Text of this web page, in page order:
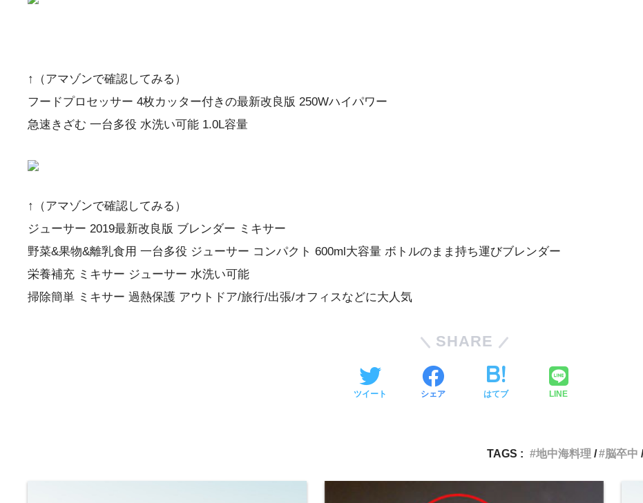
↑（アマゾンで確認してみる）
フードプロセッサー 4枚カッター付きの最新改良版 250Wハイパワー
急速きざむ 一台多役 水洗い可能 1.0L容量
↑（アマゾンで確認してみる）
ジューサー 2019最新改良版 ブレンダー ミキサー
野菜&果物&離乳食用 一台多役 ジューサー コンパクト 600ml大容量 ボトルのまま持ち運びブレンダー
栄養補充 ミキサー ジューサー 水洗い可能
掃除簡単 ミキサー 過熱保護 アウトドア/旅行/出張/オフィスなどに大人気
SHARE
ツイート シェア はてブ LINE
TAGS :
地中海料理 脳卒中